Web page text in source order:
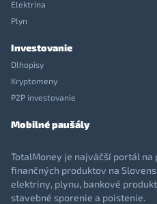
Elektrina
Plyn
Investovanie
Dlhopisy
Kryptomeny
P2P investovanie
Mobilné paušály
TotalMoney je najväčší portál
finančných produktov na
elektriny, plynu, bankové
stavebné sporenie a poistenie.